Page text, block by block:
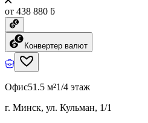
от 438 880 ƃ
Конвертер валют
Офис51.5 м²1/4 этаж
г. Минск, ул. Кульман, 1/1